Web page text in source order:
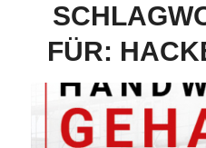
FÜR: